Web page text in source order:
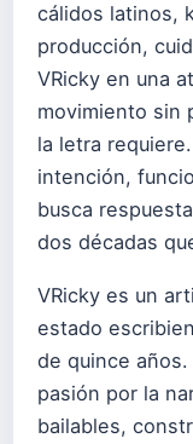
cálidos latinos,
producción,
VRicky en una
movimiento sin
la letra
intención,
busca
dos décadas
VRicky es un
estado
de quince años.
pasión por la
bailables,